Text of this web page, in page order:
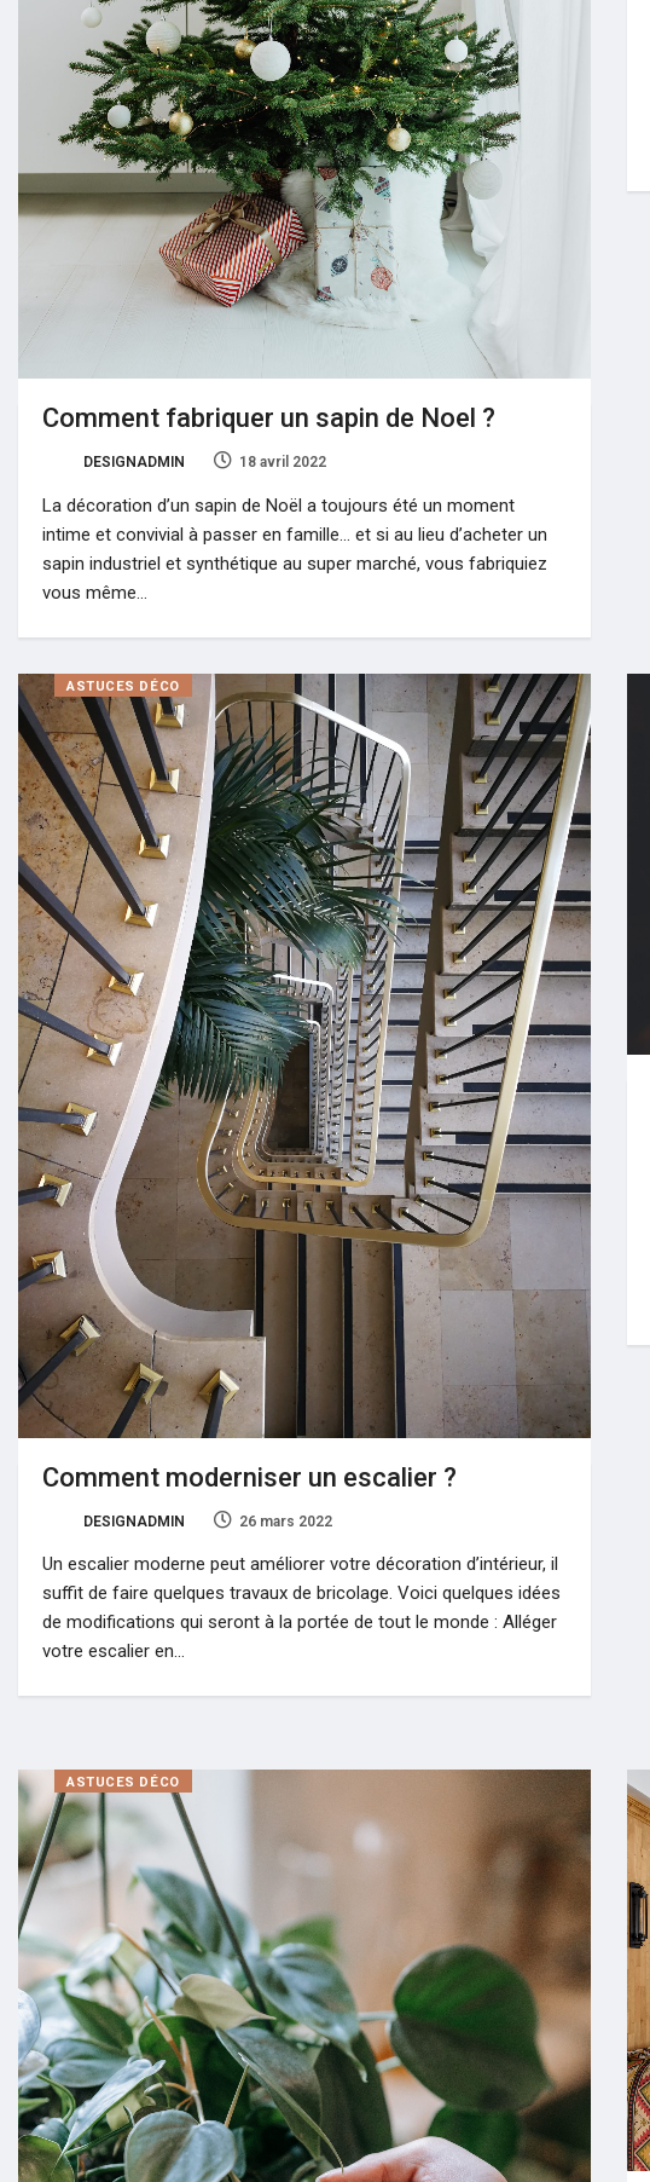
Comment fabriquer un sapin de Noel ?
DESIGNADMIN 18 avril 2022
La décoration d’un sapin de Noël a toujours été un moment
intime et convivial à passer en famille… et si au lieu d’acheter un
sapin industriel et synthétique au super marché, vous fabriquiez
vous même…
ASTUCES DÉCO
Comment moderniser un escalier ?
DESIGNADMIN 26 mars 2022
Un escalier moderne peut améliorer votre décoration d’intérieur, il
suffit de faire quelques travaux de bricolage. Voici quelques idées
de modifications qui seront à la portée de tout le monde : Alléger
votre escalier en…
ASTUCES DÉCO